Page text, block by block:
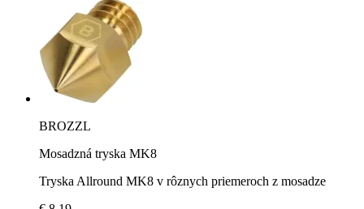
BROZZL
Mosadzná tryska MK8
Tryska Allround MK8 v rôznych priemeroch z mosadze